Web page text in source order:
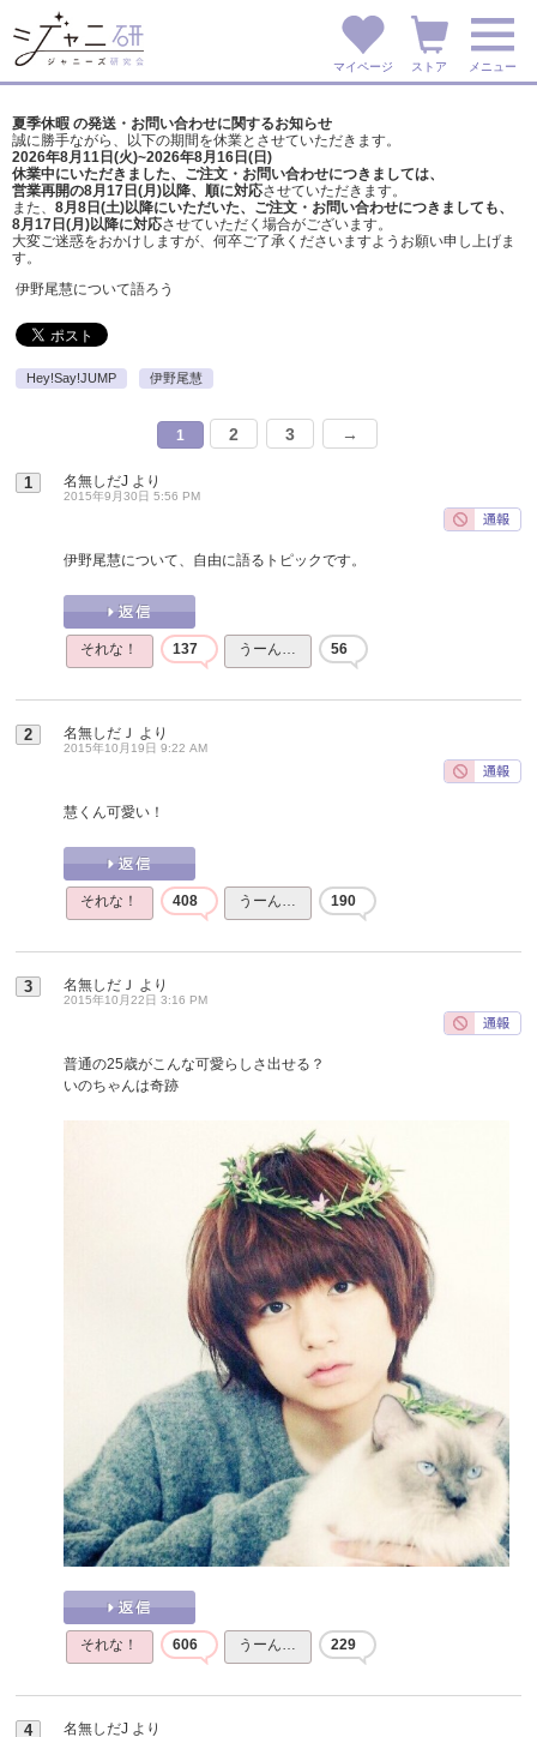
マイページ ストア メニュー
夏季休暇 の発送・お問い合わせに関するお知らせ
誠に勝手ながら、以下の期間を休業とさせていただきます。
2026年8月11日(火)~2026年8月16日(日)
休業中にいただきました、ご注文・お問い合わせにつきましては、
営業再開の8月17日(月)以降、順に対応させていただきます。
また、 8月8日(土)以降にいただいた、ご注文・ お問い合わせにつきましても、
8月17日(月)以降に対応させていただく場合がございます。
大変ご迷惑をおかけしますが、 何卒ご了承くださいますようお願い申し上げま
す。
伊野尾慧について語ろう
Hey!Say!JUMP 伊野尾慧
1 2 3 →
1 名無しだJ より
2015年9月30日 5:56 PM
伊野尾慧について、自由に語るトピックです。
それな！ 137 うーん… 56
2 名無しだＪ より
2015年10月19日 9:22 AM
慧くん可愛い！
それな！ 408 うーん… 190
3 名無しだＪ より
2015年10月22日 3:16 PM
普通の25歳がこんな可愛らしさ出せる？
いのちゃんは奇跡
それな！ 606 うーん… 229
4 名無しだJ より